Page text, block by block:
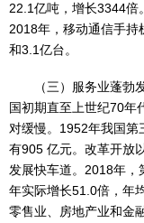
22.1亿吨，增长3344倍
2018年，移动通信手持
和3.1亿台。
（三）服务业蓬
国初期直至上世纪70年
对缓慢。1952年我国第
有905 亿元。改革开放
发展快车道。2018年
年实际增长51.0倍，年
零售业、房地产业和金